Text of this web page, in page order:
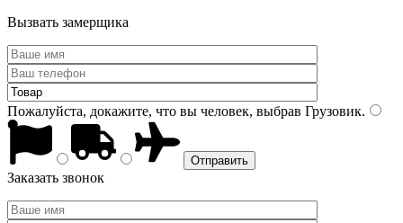
Вызвать замерщика
Пожалуйста, докажите, что вы человек, выбрав Грузовик.
Заказать звонок